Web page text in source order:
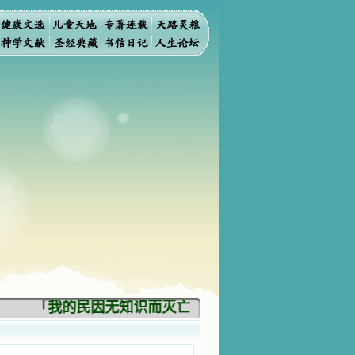
「我的民因无知识而灭亡。你弃掉知识，我也必弃